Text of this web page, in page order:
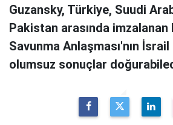
Guzansky, Türkiye, Suudi
Pakistan arasında
Savunma Anlaşması'nın İsrail
olumsuz sonuçlar